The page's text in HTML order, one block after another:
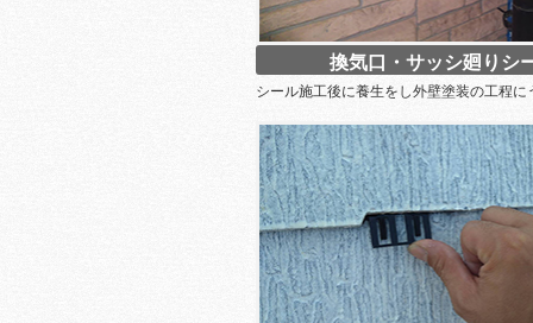
換気口・サッシ廻りシ
シール施工後に養生をし外壁塗装の工程に